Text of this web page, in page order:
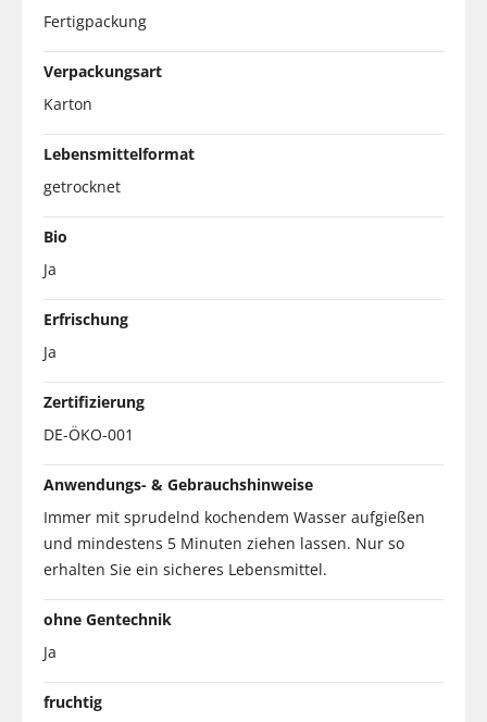
Fertigpackung
Verpackungsart
Karton
Lebensmittelformat
getrocknet
Bio
Ja
Erfrischung
Ja
Zertifizierung
DE-ÖKO-001
Anwendungs- & Gebrauchshinweise
Immer mit sprudelnd kochendem Wasser aufgießen
und mindestens 5 Minuten ziehen lassen. Nur so
erhalten Sie ein sicheres Lebensmittel.
ohne Gentechnik
Ja
fruchtig